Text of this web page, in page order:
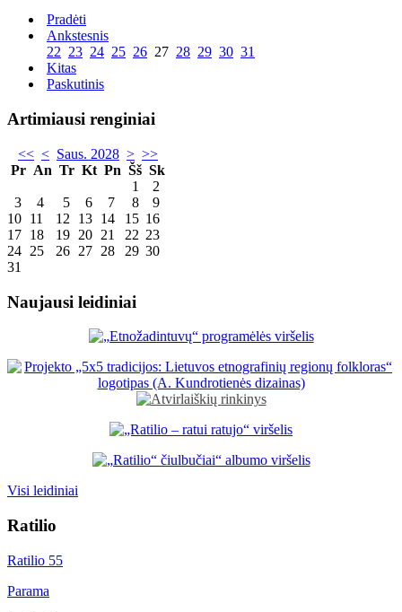
Pradėti
Ankstesnis
22 23 24 25 26 27 28 29 30 31
Kitas
Paskutinis
Artimiausi renginiai
<< < Saus. 2028 > >>
Pr An Tr Kt Pn Šš Sk
1
2
3
4 5 6 7 8
9
10 11 12 13 14 15 16
17 18 19 20 21 22 23
24 25 26 27 28 29 30
31
Naujausi leidiniai
Visi leidiniai
Ratilio
Ratilio 55
Parama